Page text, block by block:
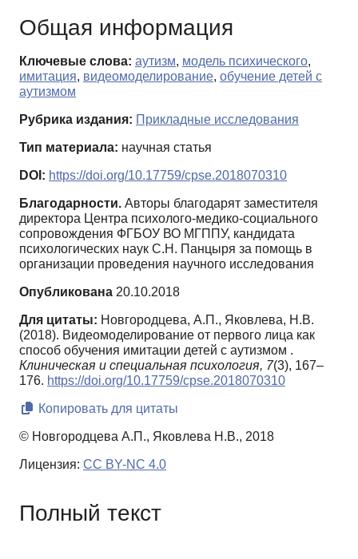
Общая информация
Ключевые слова: аутизм, модель психического,
имитация, видеомоделирование, обучение детей с
аутизмом
Рубрика издания: Прикладные исследования
Тип материала: научная статья
DOI: https://doi.org/10.17759/cpse.2018070310
Благодарности. Авторы благодарят заместителя
директора Центра психолого-медико-социального
сопровождения ФГБОУ ВО МГППУ, кандидата
психологических наук С.Н. Панцыря за помощь в
организации проведения научного исследования
Опубликована 20.10.2018
Для цитаты: Новгородцева, А.П., Яковлева, Н.В.
(2018). Видеомоделирование от первого лица как
способ обучения имитации детей с аутизмом .
Клиническая и специальная психология, 7(3), 167–
176. https://doi.org/10.17759/cpse.2018070310
Копировать для цитаты
© Новгородцева А.П., Яковлева Н.В., 2018
Лицензия: CC BY-NC 4.0
Полный текст